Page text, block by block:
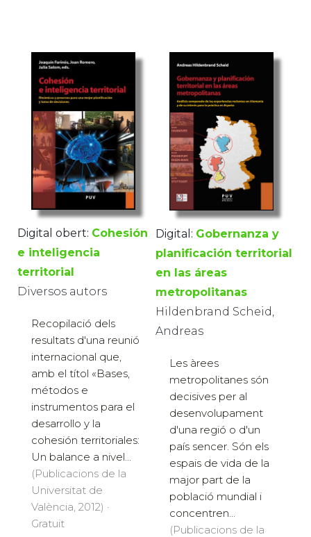
Digital obert: Cohesión
e inteligencia
territorial
Diversos autors
Recopilació dels
resultats d'una reunió
internacional que,
amb el títol «Bases,
métodos e
instrumentos para el
desarrollo y la
cohesión territoriales:
Un balance a nivel...
(Publicacions de la
Universitat de
València, 2012) ·
Gratuït
Digital: Gobernanza y
planificación territorial
en las áreas
metropolitanas
Hildenbrand Scheid,
Andreas
Les àrees
metropolitanes són
decisives per al
desenvolupament
d'una regió o d'un
país sencer. Són els
espais de vida de la
major part de la
població mundial i
concentren...
(Publicacions de la